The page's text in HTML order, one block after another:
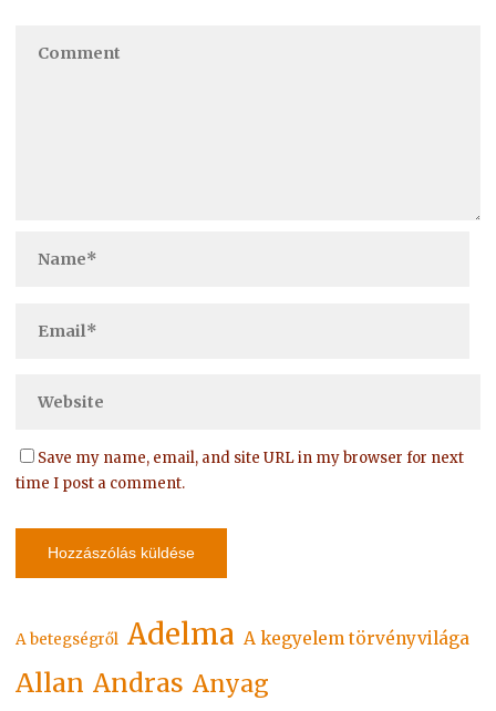
Save my name, email, and site URL in my browser for next
time I post a comment.
A betegségről Adelma A kegyelem törvényvilága
Allan Andras Anyag